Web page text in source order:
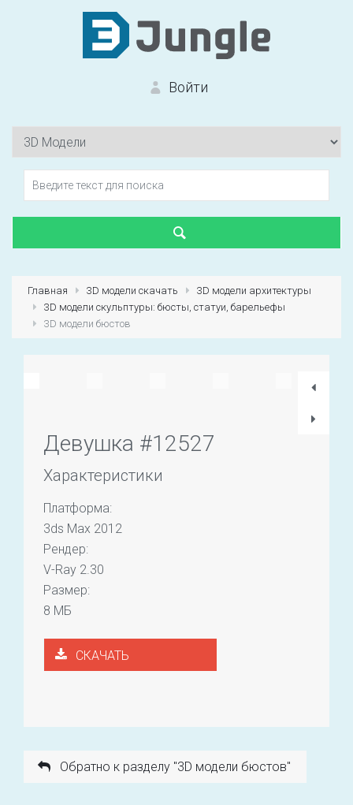
Войти
Первый раз? Зарегистрироваться
Главная 3D модели скачать
3D модели архитектуры
3D модели скульптуры: бюсты, статуи, барельефы
3D модели бюстов
Девушка #12527
Характеристики
Платформа:
3ds Max 2012
Рендер:
V-Ray 2.30
Размер:
8 МБ
СКАЧАТЬ
Обратно к разделу "3D модели бюстов"